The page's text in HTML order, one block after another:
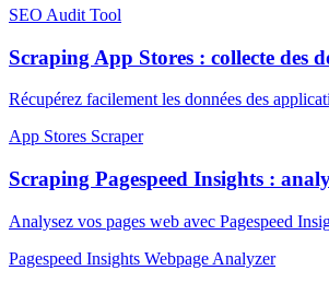
SEO Audit Tool
Scraping App Stores : collecte des
Récupérez facilement les données des
App Stores Scraper
Scraping Pagespeed Insights :
Analysez vos pages web avec Pagespeed
Pagespeed Insights Webpage Analyzer